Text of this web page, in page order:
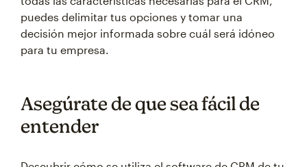
puedes delimitar tus opciones y tomar una
decisión mejor informada sobre cuál será idóneo
para tu empresa.
Asegúrate de que sea fácil de
entender